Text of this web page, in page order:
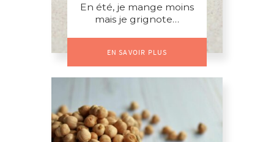
En été, je mange moins
mais je grignote…
EN SAVOIR PLUS